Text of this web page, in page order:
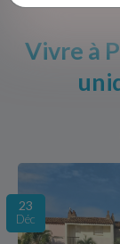
Vivre à
23
Déc